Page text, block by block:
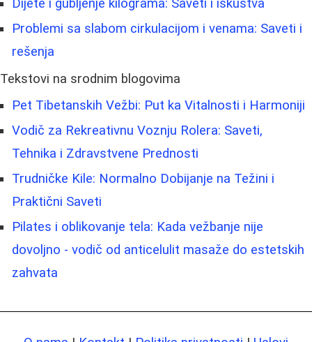
Dijete i gubljenje kilograma: Saveti i iskustva
Problemi sa slabom cirkulacijom i venama: Saveti i
rešenja
Tekstovi na srodnim blogovima
Pet Tibetanskih Vežbi: Put ka Vitalnosti i Harmoniji
Vodič za Rekreativnu Voznju Rolera: Saveti,
Tehnika i Zdravstvene Prednosti
Trudničke Kile: Normalno Dobijanje na Težini i
Praktični Saveti
Pilates i oblikovanje tela: Kada vežbanje nije
dovoljno - vodič od anticelulit masaže do estetskih
zahvata